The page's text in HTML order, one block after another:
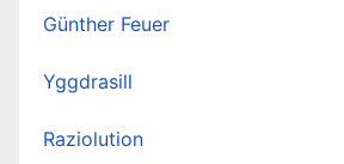
Günther Feuer
Yggdrasill
Raziolution